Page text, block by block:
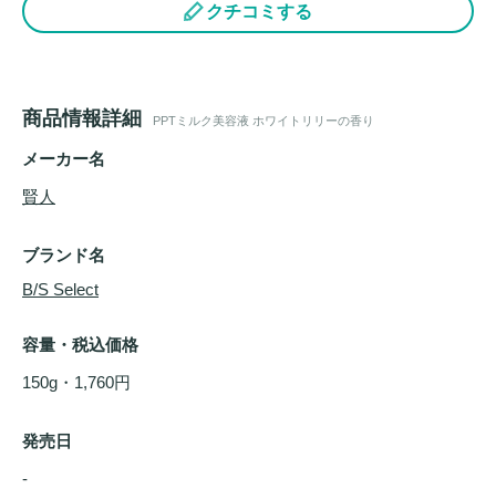
クチコミする
商品情報詳細 PPTミルク美容液 ホワイトリリーの香り
メーカー名
賢人
ブランド名
B/S Select
容量・税込価格
150g・1,760円
発売日
-